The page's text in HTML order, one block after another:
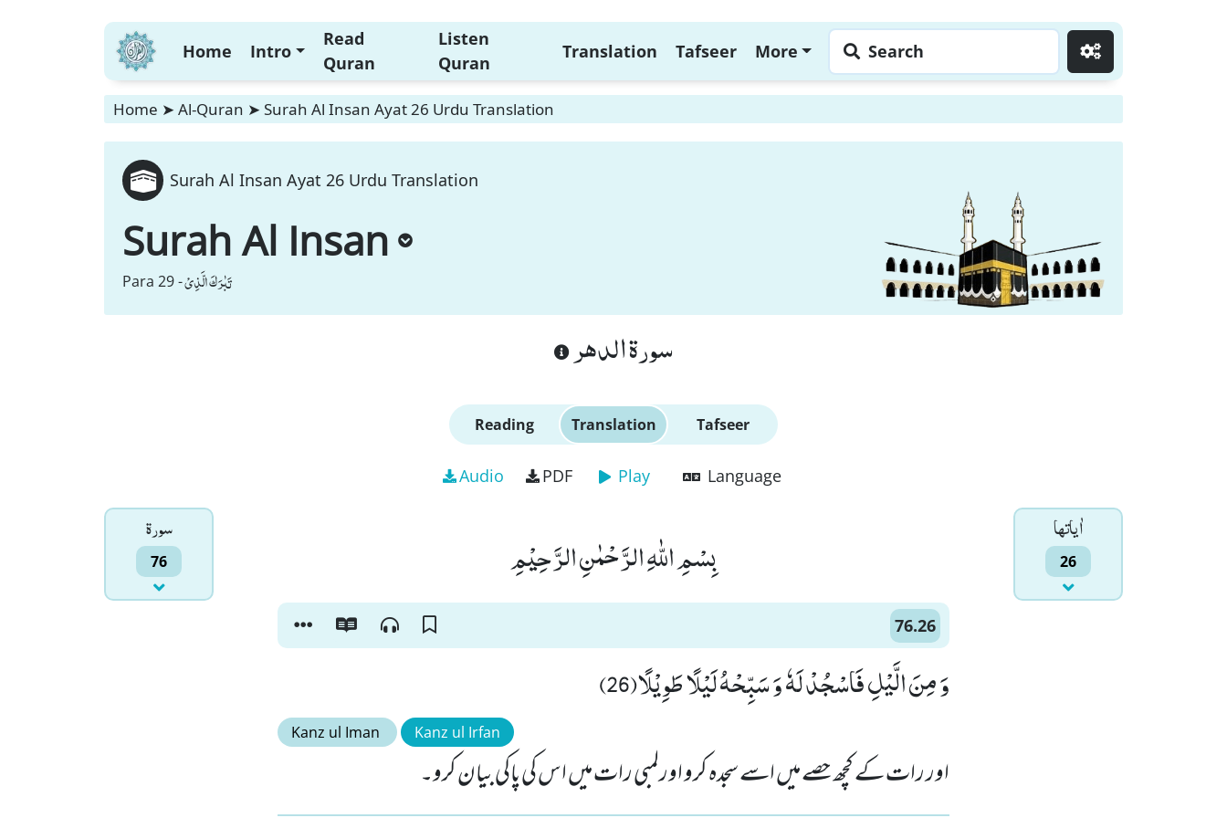
Home Intro
Read
Quran
Listen
Quran
Translation Tafseer More Search
Home ➤ Al-Quran ➤ Surah Al Insan Ayat 26 Urdu Translation
Surah Al Insan Ayat 26 Urdu Translation
Surah Al Insan
Para 29 -تَبٰرَكَ الَّذِیْ
سورة الدهر
Reading Translation Tafseer
Audio PDF Play Language
سورۃ
76
اٰياتها
26 بِسْمِ اللّٰهِ الرَّحْمٰنِ الرَّحِیْمِ
76.26
وَ مِنَ الَّیْلِ فَاسْجُدْ لَهٗ وَ سَبِّحْهُ لَیْلًا طَوِیْلًا(26)
Kanz ul Iman Kanz ul Irfan
اور رات کے کچھ حصے میں اسے سجدہ کرو اورلمبی رات میں اس کی پاکی بیان کرو۔